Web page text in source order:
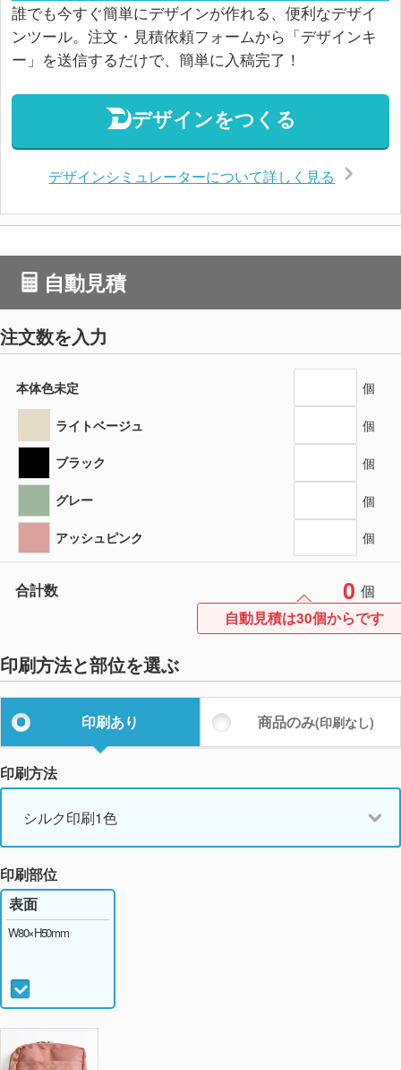
誰でも今すぐ簡単にデザインが作れる、便利なデザイ
ンツール。注文・見積依頼フォームから「デザインキ
ー」を送信するだけで、簡単に入稿完了！
デザインをつくる
デザインシミュレーターについて詳しく見る
自動見積
注文数を入力
本体色未定 個
ライトベージュ 個
ブラック 個
グレー 個
アッシュピンク 個
合計数 0 個
自動見積は30個からです
印刷方法と部位を選ぶ
印刷あり 商品のみ(印刷なし)
印刷方法
シルク印刷1色
印刷部位
表面
W80×H50mm